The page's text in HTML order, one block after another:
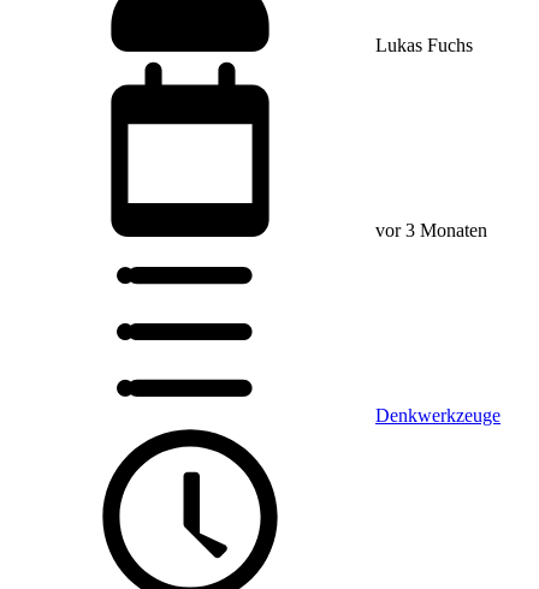
Lukas Fuchs
vor 3 Monaten
Denkwerkzeuge